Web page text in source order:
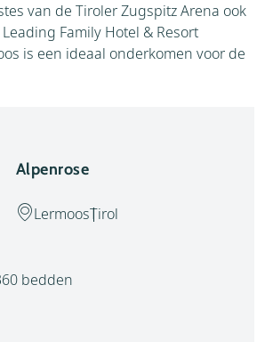
van de Tiroler Zugspitz Arena ook
Family Hotel & Resort
is een ideaal onderkomen voor de
Alpenrose
LermoosTirol
bedden